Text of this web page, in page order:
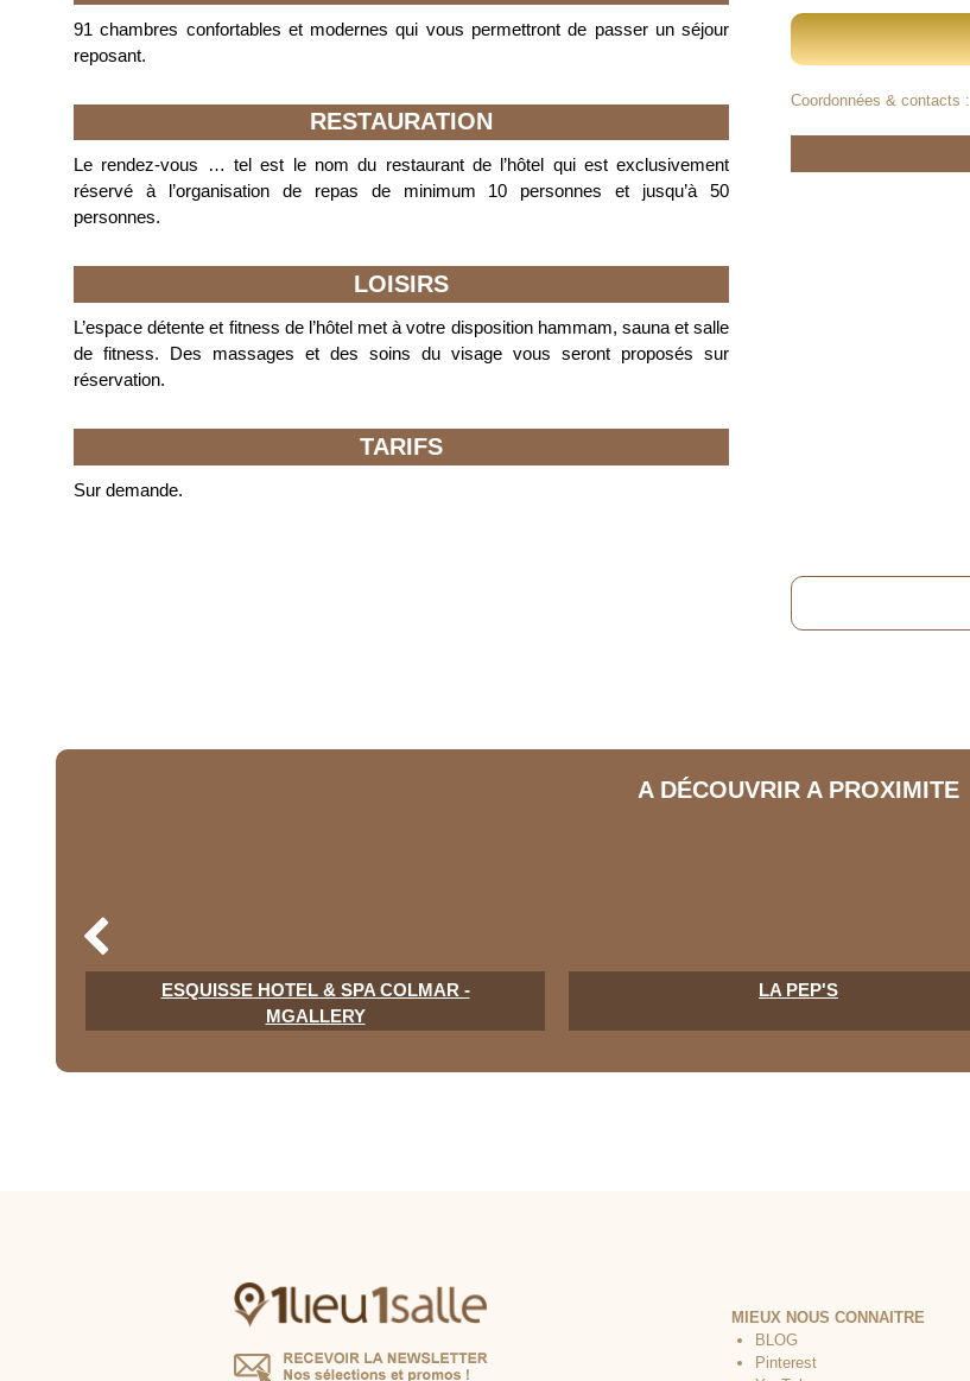
91 chambres confortables et modernes qui vous permettront de passer un séjour
reposant.
RESTAURATION
Le rendez-vous … tel est le nom du restaurant de l’hôtel qui est exclusivement
réservé à l’organisation de repas de minimum 10 personnes et jusqu’à 50
personnes.
LOISIRS
L’espace détente et fitness de l’hôtel met à votre disposition hammam, sauna et salle
de fitness. Des massages et des soins du visage vous seront proposés sur
réservation.
TARIFS
Sur demande.
Coordonnées & contacts :
A DÉCOUVRIR A PROXIMITE
ESQUISSE HOTEL & SPA COLMAR -
MGALLERY
LA PEP'S
MIEUX NOUS CONNAITRE
BLOG
Pinterest